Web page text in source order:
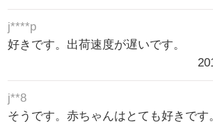
j****p
好きです。出荷速度が遅いです。
j**8
そうです。赤ちゃんはとても好きで